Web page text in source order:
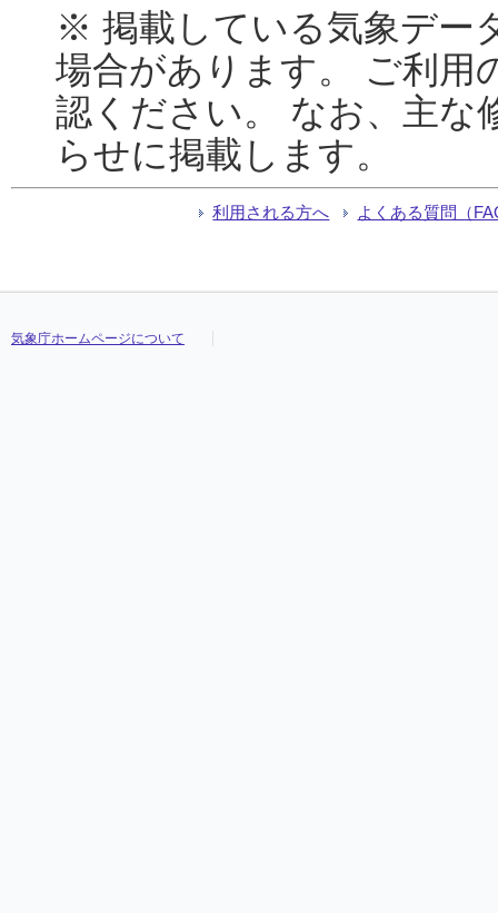
※ 掲載している気象デー
場合があります。 ご利用
認ください。 なお、主な
らせに掲載します。
利用される方へ よくある質問（
気象庁ホームページについて